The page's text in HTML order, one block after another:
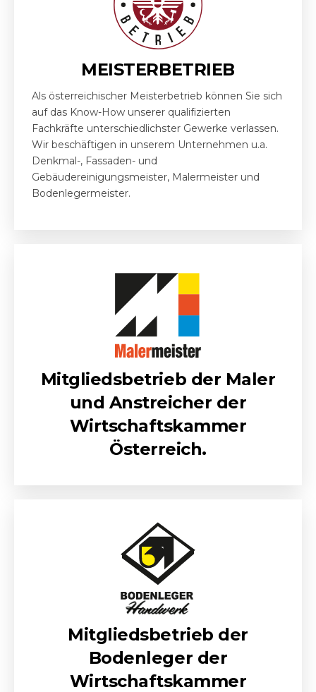
MEISTERBETRIEB
Als österreichischer Meisterbetrieb können Sie sich
auf das Know-How unserer qualifizierten
Fachkräfte unterschiedlichster Gewerke verlassen.
Wir beschäftigen in unserem Unternehmen u.a.
Denkmal-, Fassaden- und
Gebäudereinigungsmeister, Malermeister und
Bodenlegermeister.
Mitgliedsbetrieb der Maler
und Anstreicher der
Wirtschaftskammer
Österreich.
Mitgliedsbetrieb der
Bodenleger der
Wirtschaftskammer